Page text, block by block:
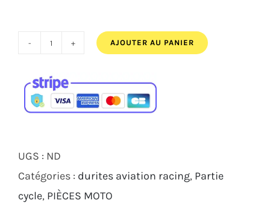
quantité
Raccord
Rapide
Titane
AJOUTER AU PANIER
UGS : ND
Catégories : durites aviation racing Partie
cycle PIÈCES MOTO